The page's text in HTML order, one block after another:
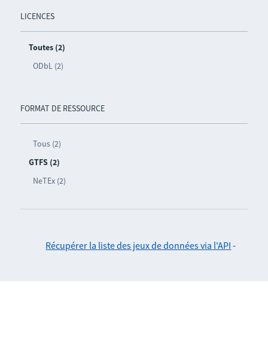
LICENCES
Toutes (2)
ODbL (2)
FORMAT DE RESSOURCE
Tous (2)
GTFS (2)
NeTEx (2)
Récupérer la liste des jeux de données via l'API -